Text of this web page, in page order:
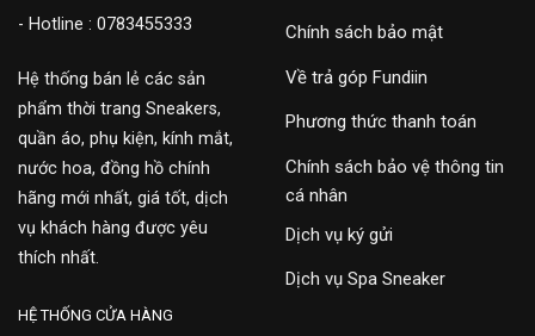
- Hotline : 0783455333
Hệ thống bán lẻ các sản
phẩm thời trang Sneakers,
quần áo, phụ kiện, kính mắt,
nước hoa, đồng hồ chính
hãng mới nhất, giá tốt, dịch
vụ khách hàng được yêu
thích nhất.
Chính sách bảo mật
Về trả góp Fundiin
Phương thức thanh toán
Chính sách bảo vệ thông tin
cá nhân
Dịch vụ ký gửi
Dịch vụ Spa Sneaker
HỆ THỐNG CỬA HÀNG